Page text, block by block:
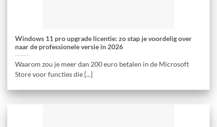
Windows 11 pro upgrade licentie: zo stap je voordelig over
naar de professionele versie in 2026
Waarom zou je meer dan 200 euro betalen in de Microsoft
Store voor functies die [...]